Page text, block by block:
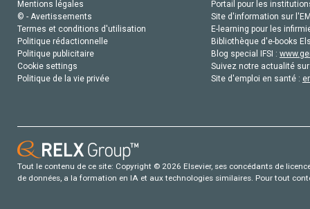
Mentions légales
© - Avertissements
Termes et conditions d'utilisation
Politique rédactionnelle
Politique publicitaire
Cookie settings
Politique de la vie privée
Portail pour les
Site d'information sur
E-learning pour les
Bibliothèque d'e-books
Blog special IFSI :
Suivez notre actualité
Site d'emploi en santé :
Tout le contenu de ce site: Copyright © 2026 Elsevier, ses concédants de
de données, a la formation en IA et aux technologies similaires. Pour tout